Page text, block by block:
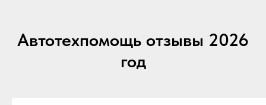
Автотехпомощь отзывы 2026
год